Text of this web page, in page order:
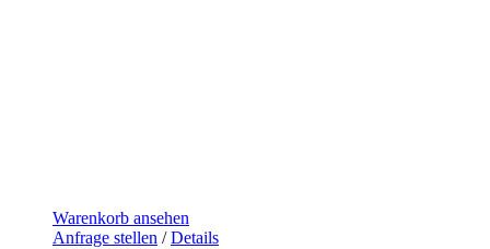
Warenkorb ansehen
Anfrage stellen / Details